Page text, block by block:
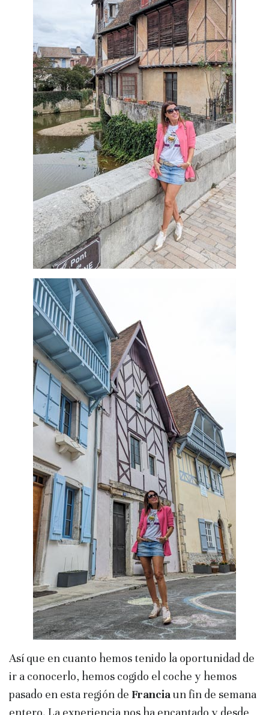
Así que en cuanto hemos tenido la oportunidad de
ir a conocerlo, hemos cogido el coche y hemos
pasado en esta región de Franciaun fin de semana